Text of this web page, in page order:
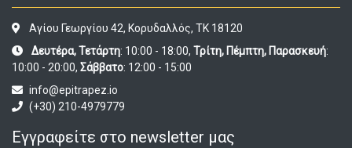
Αγίου Γεωργίου 42, Κορυδαλλός, ΤΚ 18120
Δευτέρα, Τετάρτη: 10:00 - 18:00, Τρίτη, Πέμπτη, Παρασκευή:
10:00 - 20:00, Σάββατο: 12:00 - 15:00
info@epitrapez.io
(+30) 210-4979779
Εγγραφείτε στο newsletter μας